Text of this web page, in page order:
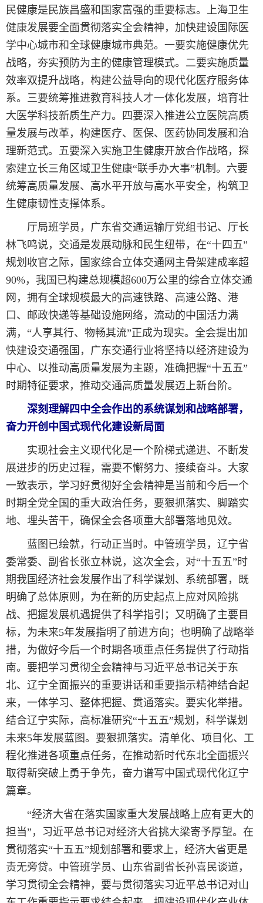
民健康是民族昌盛和国家富强的重要标志。上海卫生
健康发展要全面贯彻落实全会精神，加快建设国际医
学中心城市和全球健康城市典范。一要实施健康优先
战略，夯实预防为主的健康管理模式。二要实施质量
效率双提升战略，构建公益导向的现代化医疗服务体
系。三要统筹推进教育科技人才一体化发展，培育壮
大医学科技新质生产力。四要深入推进公立医院高质
量发展与改革，构建医疗、医保、医药协同发展和治
理新范式。五要深入实施卫生健康开放合作战略，探
索建立长三角区域卫生健康“联手办大事”机制。六要
统筹高质量发展、高水平开放与高水平安全，构筑卫
生健康韧性支撑体系。
厅局班学员，广东省交通运输厅党组书记、厅长
林飞鸣说，交通是发展动脉和民生纽带，在“十四五”
规划收官之际，国家综合立体交通网主骨架建成率超
90%，我国已构建总规模超600万公里的综合立体交通
网，拥有全球规模最大的高速铁路、高速公路、港
口、邮政快递等基础设施网络，流动的中国活力满
满，“人享其行、物畅其流”正成为现实。全会提出加
快建设交通强国，广东交通行业将坚持以经济建设为
中心、以推动高质量发展为主题，准确把握“十五五”
时期特征要求，推动交通高质量发展迈上新台阶。
深刻理解四中全会作出的系统谋划和战略部署，
奋力开创中国式现代化建设新局面
实现社会主义现代化是一个阶梯式递进、不断发
展进步的历史过程，需要不懈努力、接续奋斗。大家
一致表示，学习好贯彻好全会精神是当前和今后一个
时期全党全国的重大政治任务，要狠抓落实、脚踏实
地、埋头苦干，确保全会各项重大部署落地见效。
蓝图已绘就，行动正当时。中管班学员，辽宁省
委常委、副省长张立林说，这次全会，对“十五五”时
期我国经济社会发展作出了科学谋划、系统部署，既
明确了总体原则，为在新的历史起点上应对风险挑
战、把握发展机遇提供了科学指引；又明确了主要目
标，为未来5年发展指明了前进方向；也明确了战略举
措，为做好今后一个时期各项重点任务提供了行动指
南。要把学习贯彻全会精神与习近平总书记关于东
北、辽宁全面振兴的重要讲话和重要指示精神结合起
来，一体学习、整体把握、贯通落实。要实化举措。
结合辽宁实际，高标准研究“十五五”规划，科学谋划
未来5年发展蓝图。要狠抓落实。清单化、项目化、工
程化推进各项重点任务，在推动新时代东北全面振兴
取得新突破上勇于争先，奋力谱写中国式现代化辽宁
篇章。
“经济大省在落实国家重大发展战略上应有更大的
担当”，习近平总书记对经济大省挑大梁寄予厚望。在
贯彻落实“十五五”规划部署和要求上，经济大省更是
责无旁贷。中管班学员、山东省副省长孙喜民谈道，
学习贯彻全会精神，要与贯彻落实习近平总书记对山